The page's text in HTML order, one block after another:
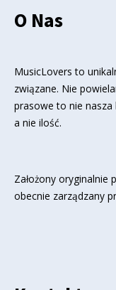
O Nas
MusicLovers to
związane. Nie
prasowe to nie nasza
a nie ilość.
Założony oryginalnie
obecnie zarządzany